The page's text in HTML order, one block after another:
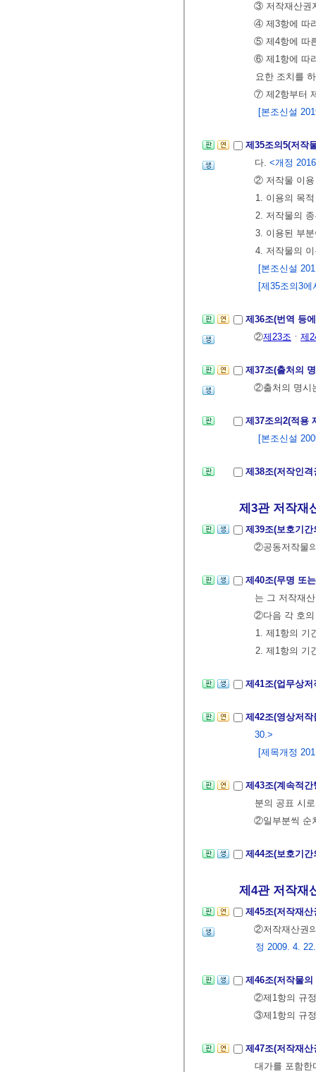
③ 저작재산권
④ 제3항에 따
⑤ 제4항에 따
⑥ 제1항에 따
요한 조치를
⑦ 제2항부터
[본조신설
제35조의5(저작
다. <개정
② 저작물 이용
1. 이용의 목
2. 저작물의
3. 이용된 부
4. 저작물의
[본조신설
[제35조의3
제36조(번역 등
②제23조 ㆍ 제
제37조(출처의
②출처의 명시
제37조의2(적용
[본조신설
제38조(저작인
제3관 저작재산
제39조(보호기
②공동저작물
제40조(무명 또
는 그 저작재
②다음 각 호의
1. 제1항의 기
2. 제1항의 기
제41조(업무상
제42조(영상저
30.>
[제목개정
제43조(계속적
분의 공표 시
②일부분씩 순
제44조(보호기
제4관 저작재산
제45조(저작재
②저작재산권
정 2009. 4.
제46조(저작물
②제1항의 규
③제1항의 규
제47조(저작재
대가를 포함